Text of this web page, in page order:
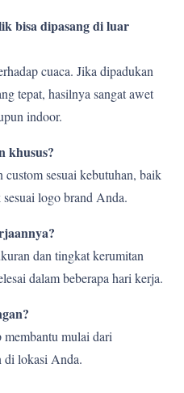
bisa dipasang di luar
cuaca. Jika dipadukan
tepat, hasilnya sangat awet
indoor.
khusus?
sesuai kebutuhan, baik
logo brand Anda.
dan tingkat kerumitan
dalam beberapa hari kerja.
mulai dari
di lokasi Anda.